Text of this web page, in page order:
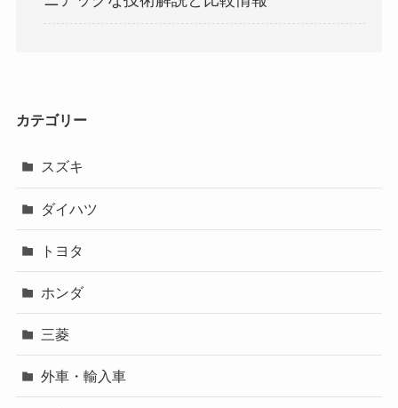
カテゴリー
スズキ
ダイハツ
トヨタ
ホンダ
三菱
外車・輸入車